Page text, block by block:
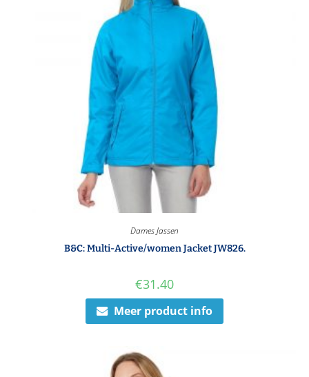
Dames Jassen
B&C: Multi-Active/women Jacket JW826.
€31.40
Meer product info